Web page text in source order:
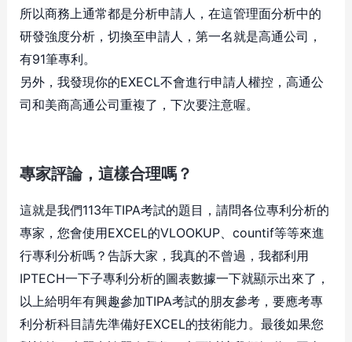
所以商務上通常都是分析申請人，在這管理面分析中的
研發強度分析，切換至申請人，第一名就是高通公司，
有91筆專利。
另外，我發現你的EXECL不會進行申請人權控，高通公
司和美商高通公司重複了，下次要注意喔。
專家評論，這樣合理嗎？
這就是我們113年TIPA考試的題目，請問各位專利分析的
專家，您會使用EXCEL的VLOOKUP、countif等等來進
行專利分析嗎？告訴大家，我真的不曾過，我都利用
IPTECH一下子專利分析的圖表數據一下就顯示出來了，
以上給明年有興趣參加TIPA考試的朋友參考，要應考專
利分析科目請先準備好EXCEL的技術能力。最後如果您